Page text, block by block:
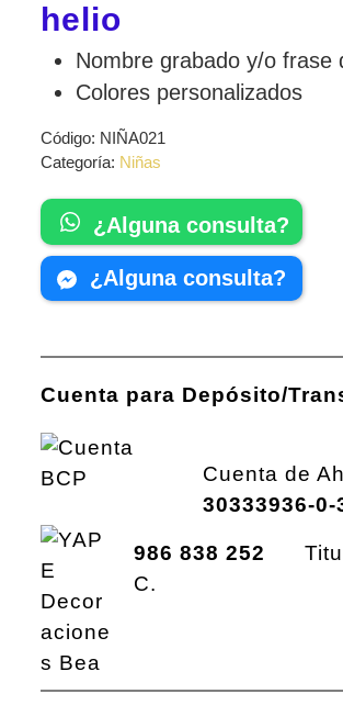
helio
Nombre grabado y/o frase
Colores personalizados
Código: NIÑA021
Categoría: Niñas
¿Alguna consulta?
¿Alguna consulta?
Cuenta para Depósito/
Cuenta de
30333936-0-
986 838 252
C.